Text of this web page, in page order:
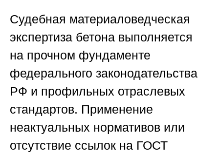
Судебная материаловедческая
экспертиза бетона выполняется
на прочном фундаменте
федерального законодательства
РФ и профильных отраслевых
стандартов. Применение
неактуальных нормативов или
отсутствие ссылок на ГОСТ